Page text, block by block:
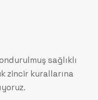
sağlıklı
zincir kurallarına